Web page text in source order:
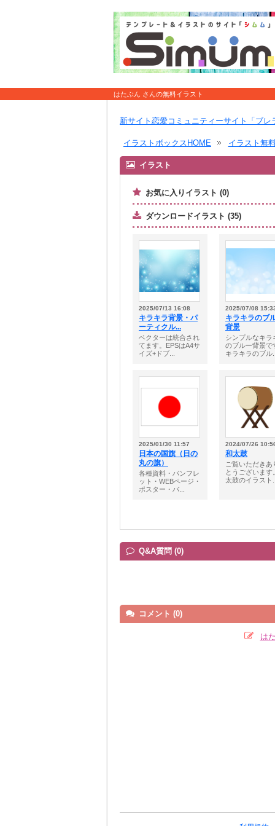
はたぶん さんの無料イラスト
新サイト恋愛コミュニティーサイト「ブレ
イラストボックスHOME イラスト無
イラスト
お気に入りイラスト (0)
ダウンロードイラスト (35)
2025/07/13 16:08
キラキラ背景・パ
ーティクル...
ベクターは統合され
てます。EPSはA4サ
イズ+ドブ...
2025/07/08
キラキラのブ
背景
シンプルなキラ
のブルー背景で
キラキラのブル
2025/01/30 11:57
日本の国旗（日の
丸の旗）
各種資料・パンフレ
ット・WEBページ・
ポスター・バ...
2024/07/26
和太鼓
ご覧いただきあ
とうございます
太鼓のイラスト
Q&A質問 (0)
コメント (0)
は